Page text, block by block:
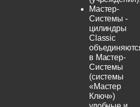
Мастер-
Системы -
цилиндры
Classic
в Мастер-
Системы
(системы
«Мастер
Ключ»)